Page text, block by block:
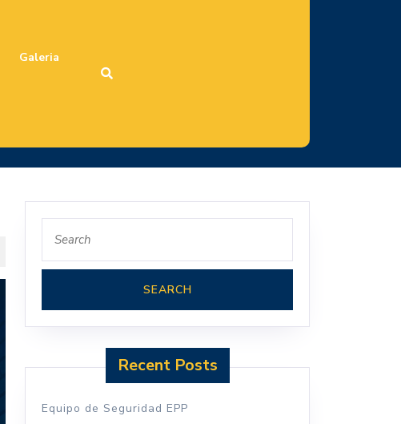
Galeria
for:
Recent Posts
Equipo de Seguridad EPP